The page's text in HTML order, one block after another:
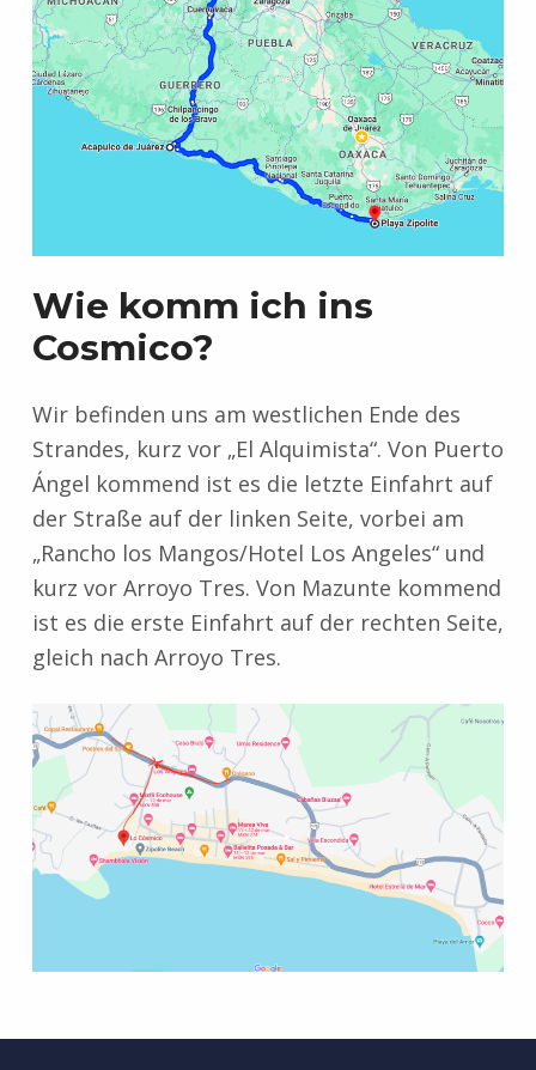
Wie komm ich ins
Cosmico?
Wir befinden uns am westlichen Ende des
Strandes, kurz vor „El Alquimista“. Von Puerto
Ángel kommend ist es die letzte Einfahrt auf
der Straße auf der linken Seite, vorbei am
„Rancho los Mangos/Hotel Los Angeles“ und
kurz vor Arroyo Tres. Von Mazunte kommend
ist es die erste Einfahrt auf der rechten Seite,
gleich nach Arroyo Tres.
Zurück zur Hauptnavigation springen